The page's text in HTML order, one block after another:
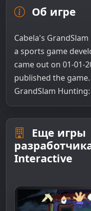
Об игре
Cabela's
a sports game
came out on 01-01-
published the
GrandSlam
Еще игры
Interactive